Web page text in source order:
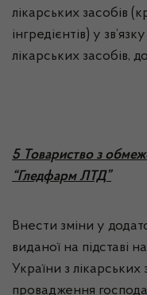
лікарських засобів
інгредієнтів) у
лікарських засобів,
5 Товариство з
“Гледфарм ЛТД”
Внести зміни у
виданої на підставі
України з лікарських
провадження